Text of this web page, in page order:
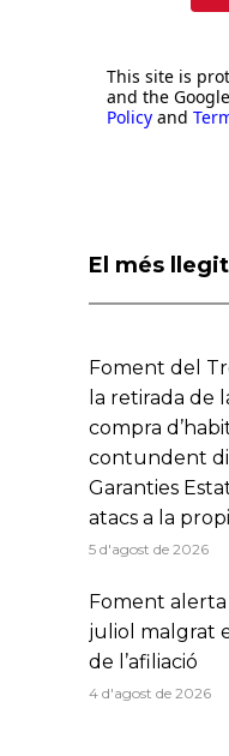
This site is
and the Google
Policy and
El més llegit
Foment del
la retirada de
compra
contundent
Garanties
atacs a la
5 d'agost de 2026
Foment
juliol malgrat
de l’afiliació
4 d'agost de 2026